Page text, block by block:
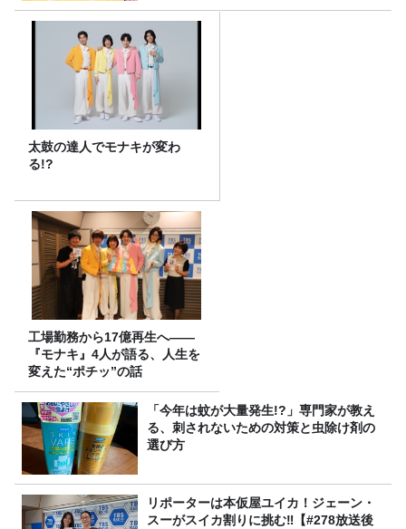
太鼓の達人でモナキが変わ
る!?
工場勤務から17億再生へ——
『モナキ』4人が語る、人生を
変えた“ポチッ”の話
「今年は蚊が大量発生!?」専門家が教え
る、刺されないための対策と虫除け剤の
選び方
リポーターは本仮屋ユイカ！ジェーン・
スーがスイカ割りに挑む‼【#278放送後